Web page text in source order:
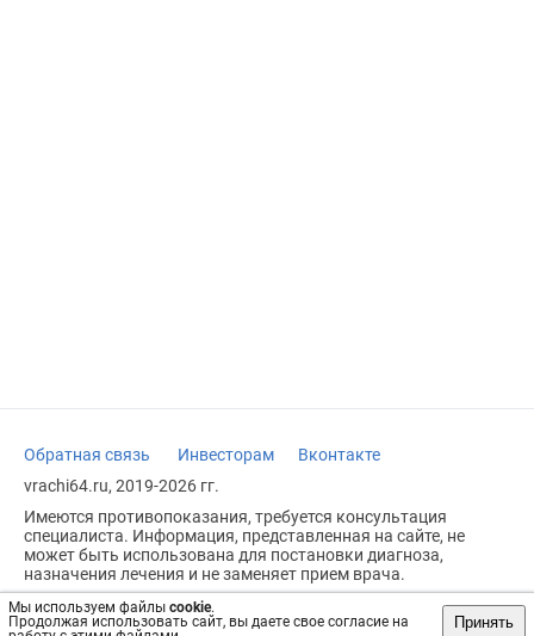
Мы используем файлы cookie.
Продолжая использовать сайт, вы даете свое согласие на
Принять
Обратная связь Инвесторам
Вконтакте
vrachi64.ru, 2019-2026 гг.
Имеются противопоказания, требуется консультация
специалиста. Информация, представленная на сайте, не
может быть использована для постановки диагноза,
назначения лечения и не заменяет прием врача.
Возрастное ограничение: 18+